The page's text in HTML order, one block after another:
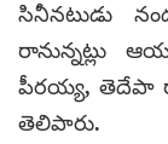
సినీనటుడు
రానున్నట్లు
పీరయ్య, తెదేపా
తెలిపారు.